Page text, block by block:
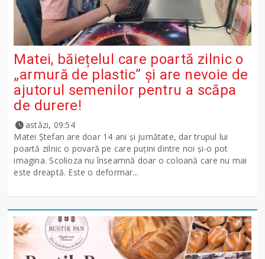
Matei, băiețelul care poartă zilnic o
„armură de plastic” și are nevoie de
ajutorul semenilor pentru a scăpa
de durere!
astăzi, 09:54
Matei Ștefan are doar 14 ani și jumătate, dar trupul lui
poartă zilnic o povară pe care puțini dintre noi și-o pot
imagina. Scolioza nu înseamnă doar o coloană care nu mai
este dreaptă. Este o deformar...